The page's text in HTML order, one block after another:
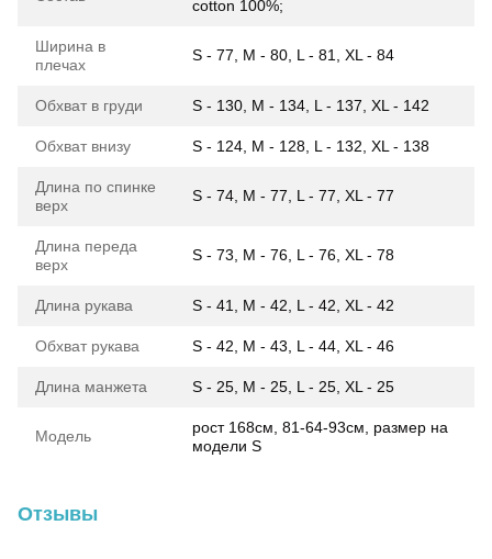
cotton 100%;
Ширина в
плечах
S - 77, M - 80, L - 81, XL - 84
Обхват в груди S - 130, M - 134, L - 137, XL - 142
Обхват внизу S - 124, M - 128, L - 132, XL - 138
Длина по спинке
верх
S - 74, M - 77, L - 77, XL - 77
Длина переда
верх
S - 73, M - 76, L - 76, XL - 78
Длина рукава S - 41, M - 42, L - 42, XL - 42
Обхват рукава S - 42, M - 43, L - 44, XL - 46
Длина манжета S - 25, M - 25, L - 25, XL - 25
Модель
рост 168см, 81-64-93см, размер на
модели S
Отзывы